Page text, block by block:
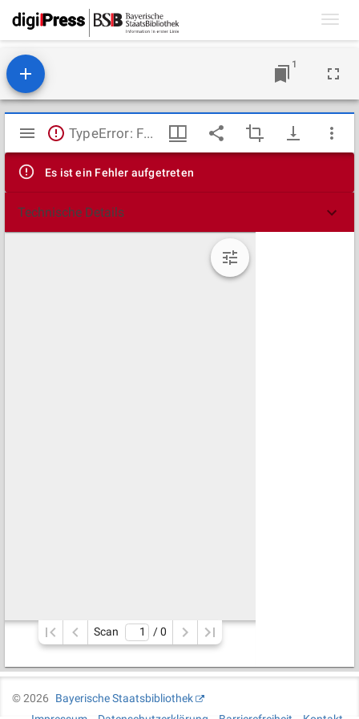
1
Mirador
Viewer
TypeError: Failed to fetch
Es ist ein Fehler aufgetreten
Technische Details
Scan / 0
©2026
Bayerische Staatsbibliothek